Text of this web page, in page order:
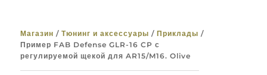
Магазин / Тюнинг и аксессуары / Приклады /
Пример FAB Defense GLR-16 CP с
регулируемой щекой для AR15/M16. Olive